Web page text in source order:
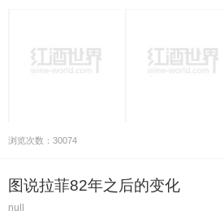
浏览次数：30074
图说拉菲82年之后的变化
null